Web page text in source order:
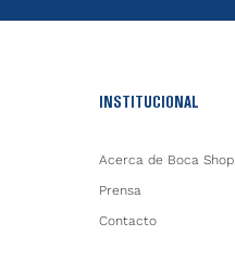
INSTITUCIONAL
Acerca de Boca Shop
Prensa
Contacto